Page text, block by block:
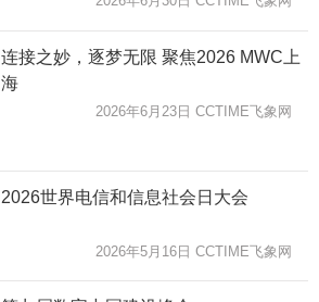
连接之妙，逐梦无限 聚焦2026 MWC上
海
2026年6月23日 CCTIME飞象网
2026世界电信和信息社会日大会
2026年5月16日 CCTIME飞象网